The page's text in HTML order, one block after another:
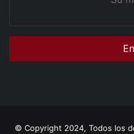
© Copyright 2024, Todos los